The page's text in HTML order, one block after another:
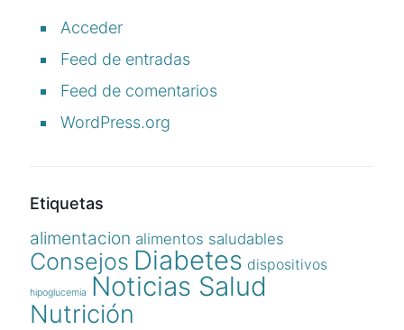
Acceder
Feed de entradas
Feed de comentarios
WordPress.org
Etiquetas
alimentacion alimentos saludables
Consejos Diabetes dispositivos
hipoglucemia Noticias Salud
Nutrición